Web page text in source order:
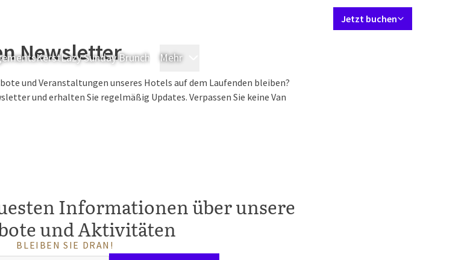
Sprache einstellen
Jetzt buchen
KerstLazy Sunday Brunch Mehr
Newsletter
und Veranstaltungen unseres Hotels auf dem Laufenden bleiben?
und erhalten Sie regelmäßig Updates. Verpassen Sie keine Van
Informationen über unsere
und Aktivitäten
BLEIBEN SIE DRAN!